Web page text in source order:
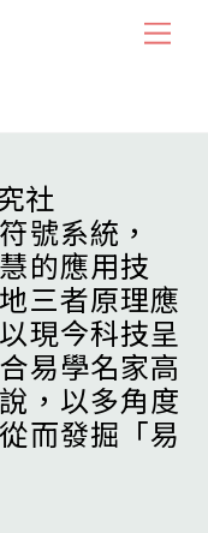
社
號系統，
的應用技
三者原理應
現今科技呈
易學名家高
，以多角度
而發掘「易